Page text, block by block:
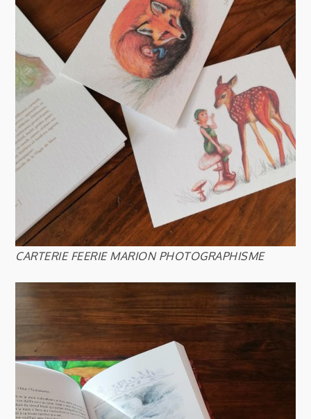
CARTERIE FEERIE MARION PHOTOGRAPHISME